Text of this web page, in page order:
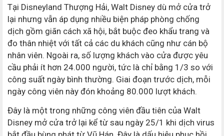
Tại Disneyland Thượng Hải, Walt Disney dù mở cửa trở
lại nhưng vẫn áp dụng nhiều biện pháp phòng chống
dịch gồm giãn cách xã hội, bắt buộc đeo khẩu trang và
đo thân nhiệt với tất cả các du khách cũng như cán bộ
nhân viên. Ngoài ra, số lượng khách vào cửa được yêu
cầu phải ít hơn 24.000 người, tức là chỉ bằng 1/3 so với
công suất ngày bình thường. Giai đoạn trước dịch, mỗi
ngày công viên này đón khoảng 80.000 lượt khách.
Đây là một trong những công viên đầu tiên của Walt
Disney mở cửa trở lại kể từ sau ngày 25/1 khi dịch virus